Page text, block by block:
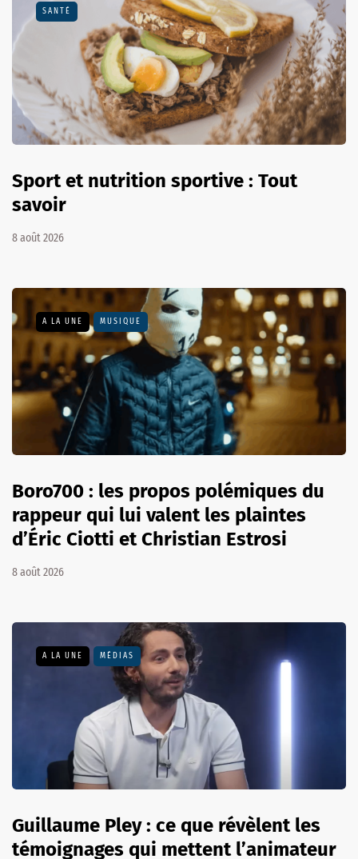
SANTÉ
Sport et nutrition sportive : Tout
savoir
8 août 2026
A LA UNE MUSIQUE
Boro700 : les propos polémiques du
rappeur qui lui valent les plaintes
d’Éric Ciotti et Christian Estrosi
8 août 2026
A LA UNE MÉDIAS
Guillaume Pley : ce que révèlent les
témoignages qui mettent l’animateur